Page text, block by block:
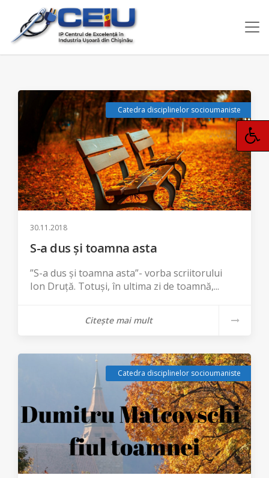
Catedra disciplinelor socioumaniste
30.11.2018
S-a dus și toamna asta
”S-a dus și toamna asta”- vorba scriitorului
Ion Druță. Totuși, în ultima zi de toamnă,...
Citește mai mult
Catedra disciplinelor socioumaniste